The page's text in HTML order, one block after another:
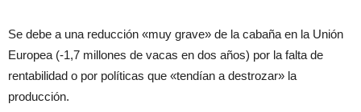
Se debe a una reducción «muy grave» de la cabaña en la Unión
Europea (-1,7 millones de vacas en dos años) por la falta de
rentabilidad o por políticas que «tendían a destrozar» la
producción.